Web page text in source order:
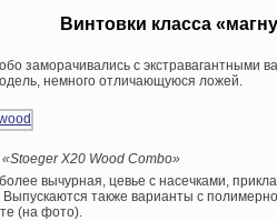
Винтовки класса
заморачивались с экстравагантными
немного отличающуюся ложей.
X20 Wood Combo»
вычурная, цевье с насечками,
Выпускаются также варианты с
(на фото).